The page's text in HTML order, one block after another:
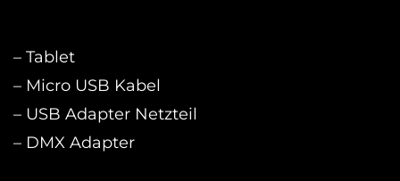
– Tablet
– Micro USB Kabel
– USB Adapter Netzteil
– DMX Adapter